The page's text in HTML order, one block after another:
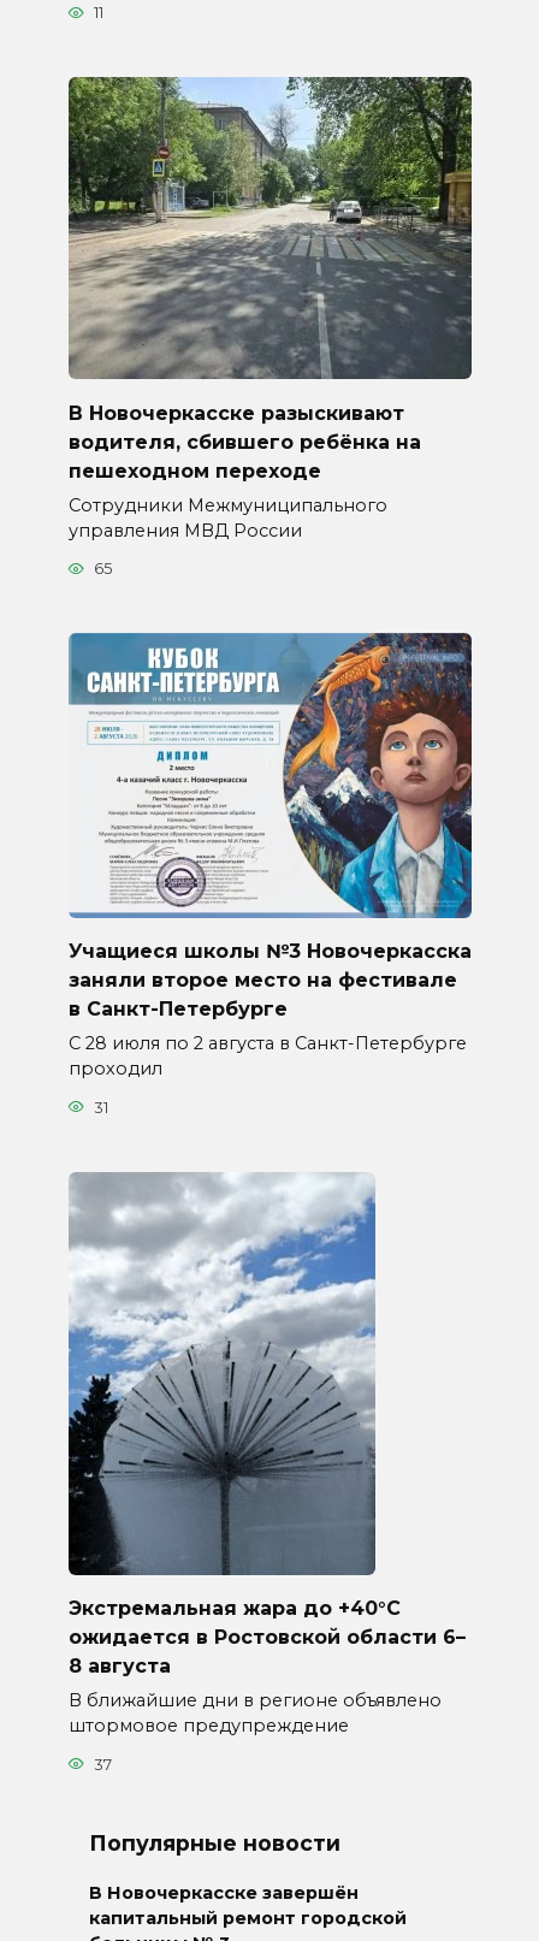
11
В Новочеркасске разыскивают
водителя, сбившего ребёнка на
пешеходном переходе
Сотрудники Межмуниципального
управления МВД России
65
Учащиеся школы №3 Новочеркасска
заняли второе место на фестивале
в Санкт-Петербурге
С 28 июля по 2 августа в Санкт-Петербурге
проходил
31
Экстремальная жара до +40°C
ожидается в Ростовской области 6–
8 августа
В ближайшие дни в регионе объявлено
штормовое предупреждение
37
Популярные новости
В Новочеркасске завершён
капитальный ремонт городской